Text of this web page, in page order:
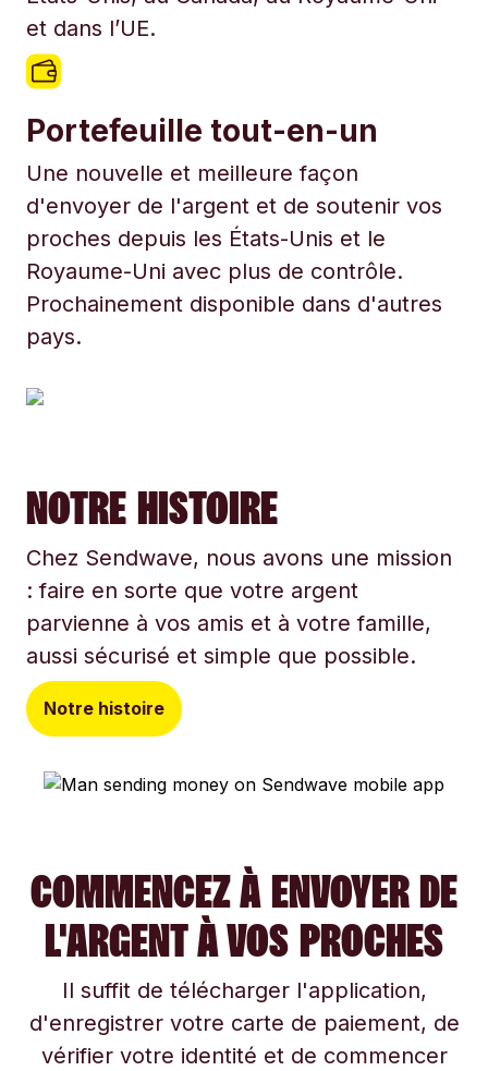
et dans l’UE.
Portefeuille tout-en-un
Une nouvelle et meilleure façon
d'envoyer de l'argent et de soutenir vos
proches depuis les États-Unis et le
Royaume-Uni avec plus de contrôle.
Prochainement disponible dans d'autres
pays.
NOTRE HISTOIRE
Chez Sendwave, nous avons une mission
: faire en sorte que votre argent
parvienne à vos amis et à votre famille,
aussi sécurisé et simple que possible.
Notre histoire
COMMENCEZ À ENVOYER DE
L'ARGENT À VOS PROCHES
Il suffit de télécharger l'application,
d'enregistrer votre carte de paiement, de
vérifier votre identité et de commencer